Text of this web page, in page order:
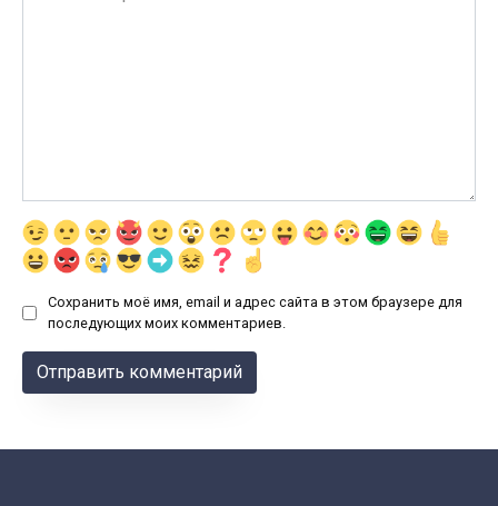
Сохранить моё имя, email и адрес сайта в этом браузере для
последующих моих комментариев.